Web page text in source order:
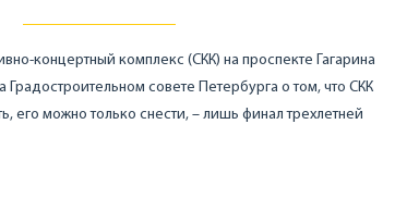
концертный комплекс (СКК) на проспекте Гагарина
Градостроительном совете Петербурга о том, что СКК
его можно только снести, – лишь финал трехлетней